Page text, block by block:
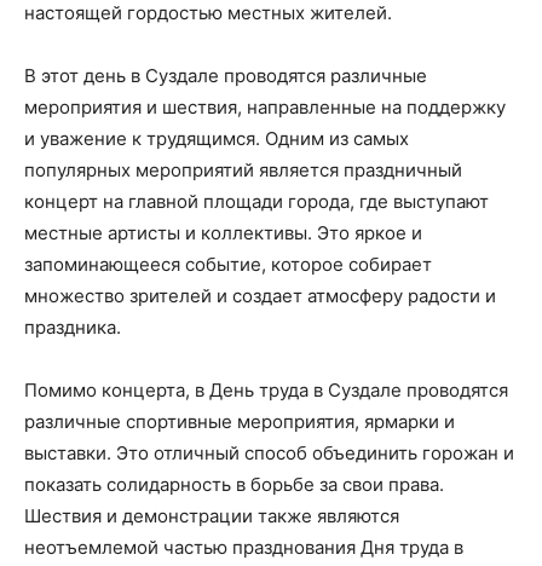
настоящей гордостью местных жителей.
В этот день в Суздале проводятся различные
мероприятия и шествия, направленные на поддержку
и уважение к трудящимся. Одним из самых
популярных мероприятий является праздничный
концерт на главной площади города, где выступают
местные артисты и коллективы. Это яркое и
запоминающееся событие, которое собирает
множество зрителей и создает атмосферу радости и
праздника.
Помимо концерта, в День труда в Суздале проводятся
различные спортивные мероприятия, ярмарки и
выставки. Это отличный способ объединить горожан и
показать солидарность в борьбе за свои права.
Шествия и демонстрации также являются
неотъемлемой частью празднования Дня труда в